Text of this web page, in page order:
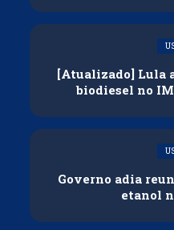
[Atualizado] Lula
biodiesel no
Governo adia
etanol